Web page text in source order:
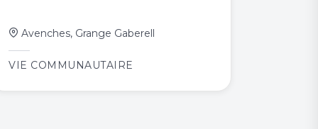
Avenches, Grange Gaberell
VIE COMMUNAUTAIRE